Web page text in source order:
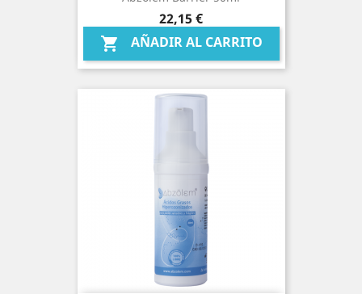
Precio
22,15 €
 AÑADIR AL CARRITO